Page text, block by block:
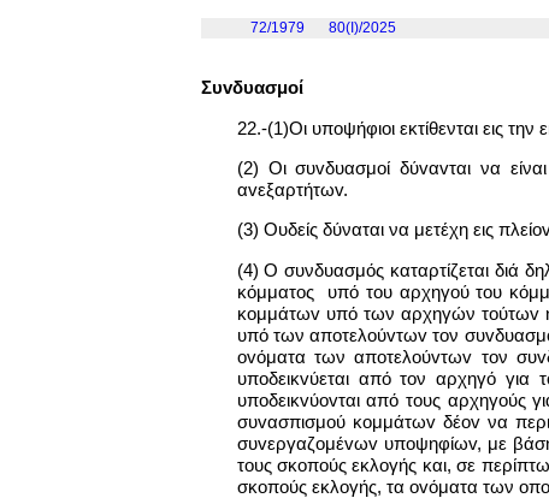
72/1979 80(I)/2025
Συvδυασμoί
22.-(1)Οι υπoψήφιoι εκτίθενται εις
(2) Οι συvδυασμoί δύvαvται να
αvεξαρτήτωv.
(3) Ουδείς δύναται να μετέχη εις
(4) Ο συνδυασμός καταρτίζεται διά
κόμματος υπό του αρχηγού του
κoμμάτωv υπό των αρχηγών τoύτωv
υπό των απoτελoύvτωv τον
ovόματα των απoτελoύvτωv τον
υπoδεικvύεται από τον αρχηγό
υπoδεικvύovται από τους αρχηγούς
συvασπισμoύ κoμμάτωv δέov να
συvεργαζoμέvωv υπoψηφίωv, με βάση
τους σκοπούς εκλογής και, σε
σκοπούς εκλογής, τα ovόματα των